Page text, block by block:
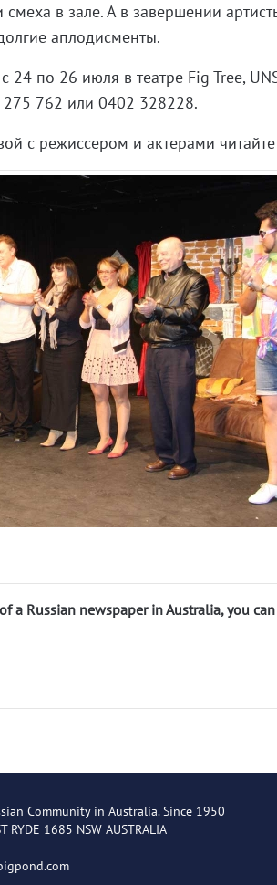
в зале. А в завершении
аплодисменты.
24 по 26 июля в театре Fig Tree,
762 или 0402 328228.
с режиссером и актерами читайте
a Russian newspaper in Australia, you
Community in Australia. Since 1950
1685 NSW AUSTRALIA